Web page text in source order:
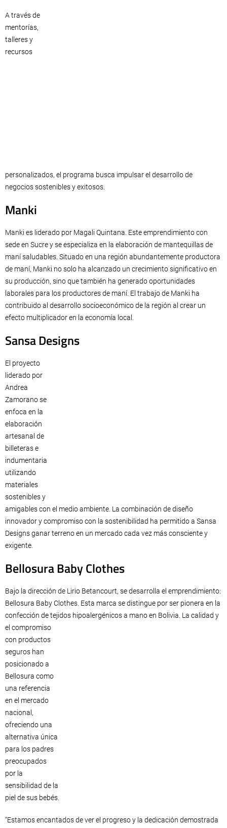
A través de
mentorías,
talleres y
recursos
personalizados, el programa busca impulsar el desarrollo de
negocios sostenibles y exitosos.
Manki
Manki es liderado por Magali Quintana. Este emprendimiento con
sede en Sucre y se especializa en la elaboración de mantequillas de
maní saludables. Situado en una región abundantemente productora
de maní, Manki no solo ha alcanzado un crecimiento significativo en
su producción, sino que también ha generado oportunidades
laborales para los productores de maní. El trabajo de Manki ha
contribuido al desarrollo socioeconómico de la región al crear un
efecto multiplicador en la economía local.
Sansa Designs
El proyecto
liderado por
Andrea
Zamorano se
enfoca en la
elaboración
artesanal de
billeteras e
indumentaria
utilizando
materiales
sostenibles y
amigables con el medio ambiente. La combinación de diseño
innovador y compromiso con la sostenibilidad ha permitido a Sansa
Designs ganar terreno en un mercado cada vez más consciente y
exigente.
Bellosura Baby Clothes
Bajo la dirección de Lirio Betancourt, se desarrolla el emprendimiento:
Bellosura Baby Clothes. Esta marca se distingue por ser pionera en la
confección de tejidos hipoalergénicos a mano en Bolivia. La calidad y
el compromiso
con productos
seguros han
posicionado a
Bellosura como
una referencia
en el mercado
nacional,
ofreciendo una
alternativa única
para los padres
preocupados
por la
sensibilidad de la
piel de sus bebés.
“Estamos encantados de ver el progreso y la dedicación demostrada